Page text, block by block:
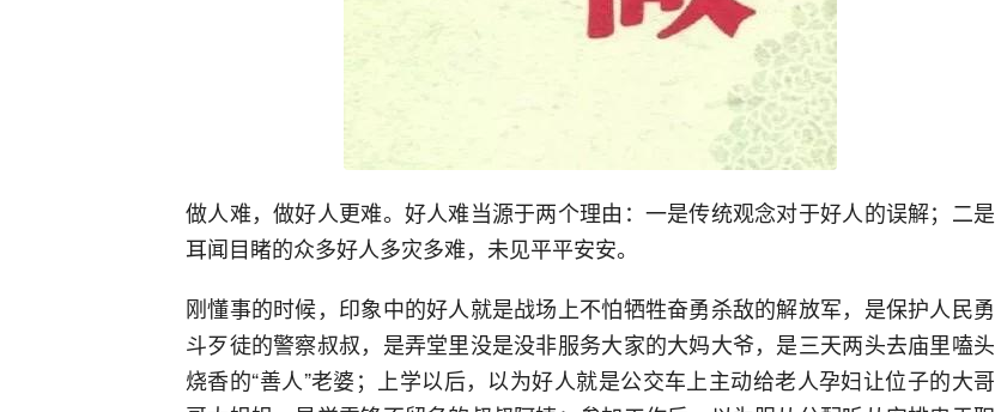
做人难，做好人更难。好人难当源于两个理由：一是传统观念对于好人的误解；二是
耳闻目睹的众多好人多灾多难，未见平平安安。
刚懂事的时候，印象中的好人就是战场上不怕牺牲奋勇杀敌的解放军，是保护人民勇
斗歹徒的警察叔叔，是弄堂里没是没非服务大家的大妈大爷，是三天两头去庙里嗑头
烧香的“善人”老婆；上学以后，以为好人就是公交车上主动给老人孕妇让位子的大哥